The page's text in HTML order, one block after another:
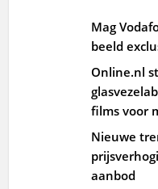
Mag
beeld
Online.nl
films voor
Nieuwe
aanbod